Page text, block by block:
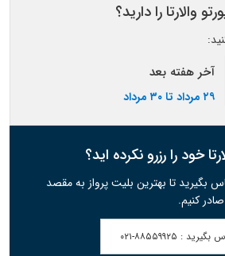
والارتا را دارید؟
آخر هفته بعد
۲۹ مرداد تا ۳۰ مرداد
خود را رزرو نکرده اید؟
بگیرید تا بهترین بلیت پرواز به مقصد
صادر کنیم.
بگیرید : ۰۲۱-۸۸۵۵۹۹۲۵